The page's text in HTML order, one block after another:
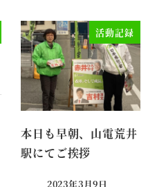
活動記録
本日も早朝、山電荒井
駅にてご挨拶
2023年3月9日